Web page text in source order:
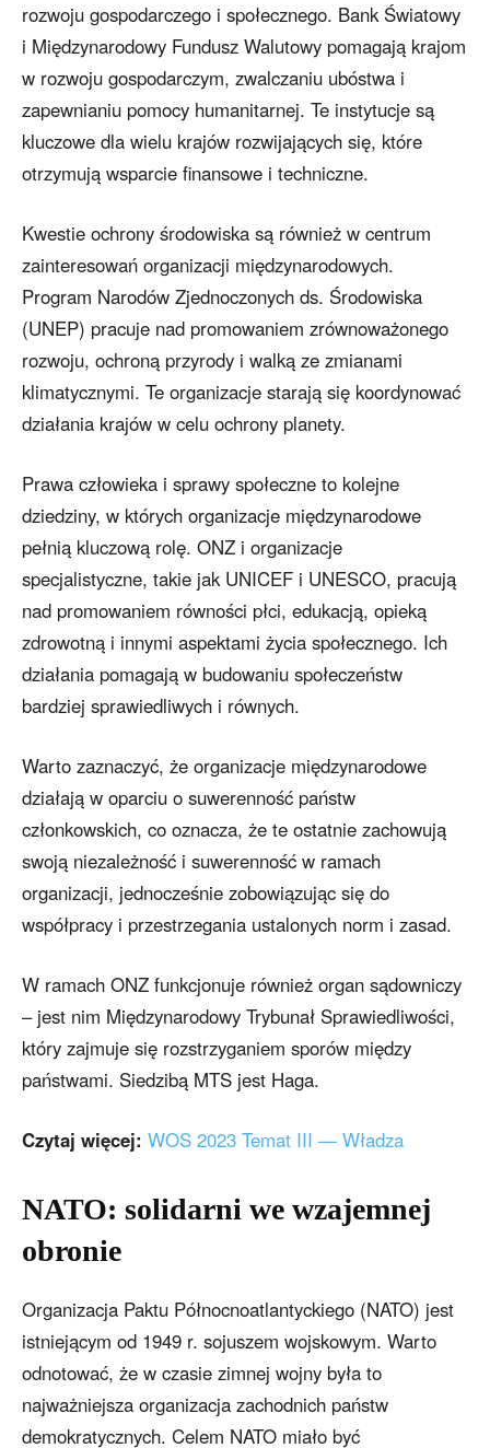
rozwoju gospodarczego i społecznego. Bank Światowy
i Międzynarodowy Fundusz Walutowy pomagają krajom
w rozwoju gospodarczym, zwalczaniu ubóstwa i
zapewnianiu pomocy humanitarnej. Te instytucje są
kluczowe dla wielu krajów rozwijających się, które
otrzymują wsparcie finansowe i techniczne.
Kwestie ochrony środowiska są również w centrum
zainteresowań organizacji międzynarodowych.
Program Narodów Zjednoczonych ds. Środowiska
(UNEP) pracuje nad promowaniem zrównoważonego
rozwoju, ochroną przyrody i walką ze zmianami
klimatycznymi. Te organizacje starają się koordynować
działania krajów w celu ochrony planety.
Prawa człowieka i sprawy społeczne to kolejne
dziedziny, w których organizacje międzynarodowe
pełnią kluczową rolę. ONZ i organizacje
specjalistyczne, takie jak UNICEF i UNESCO, pracują
nad promowaniem równości płci, edukacją, opieką
zdrowotną i innymi aspektami życia społecznego. Ich
działania pomagają w budowaniu społeczeństw
bardziej sprawiedliwych i równych.
Warto zaznaczyć, że organizacje międzynarodowe
działają w oparciu o suwerenność państw
członkowskich, co oznacza, że te ostatnie zachowują
swoją niezależność i suwerenność w ramach
organizacji, jednocześnie zobowiązując się do
współpracy i przestrzegania ustalonych norm i zasad.
W ramach ONZ funkcjonuje również organ sądowniczy
– jest nim Międzynarodowy Trybunał Sprawiedliwości,
który zajmuje się rozstrzyganiem sporów między
państwami. Siedzibą MTS jest Haga.
Czytaj więcej: WOS 2023 Temat III — Władza
NATO: solidarni we wzajemnej
obronie
Organizacja Paktu Północnoatlantyckiego (NATO) jest
istniejącym od 1949 r. sojuszem wojskowym. Warto
odnotować, że w czasie zimnej wojny była to
najważniejsza organizacja zachodnich państw
demokratycznych. Celem NATO miało być